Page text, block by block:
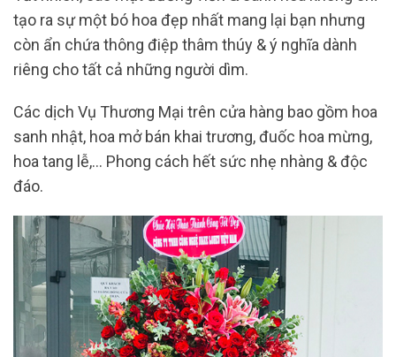
tạo ra sự một bó hoa đẹp nhất mang lại bạn nhưng
còn ẩn chứa thông điệp thâm thúy & ý nghĩa dành
riêng cho tất cả những người dìm.
Các dịch Vụ Thương Mại trên cửa hàng bao gồm hoa
sanh nhật, hoa mở bán khai trương, đuốc hoa mừng,
hoa tang lễ,… Phong cách hết sức nhẹ nhàng & độc
đáo.